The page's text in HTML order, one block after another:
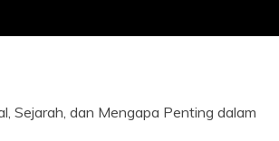
Sejarah, dan Mengapa Penting dalam